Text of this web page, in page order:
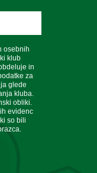
osebnih
klub
in
za
glede
kluba.
obliki.
evidenc
so bili